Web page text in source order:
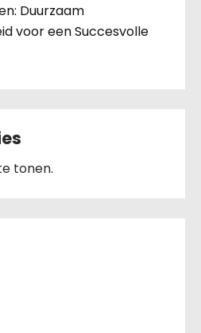
Duurzaam
voor een Succesvolle
tonen.